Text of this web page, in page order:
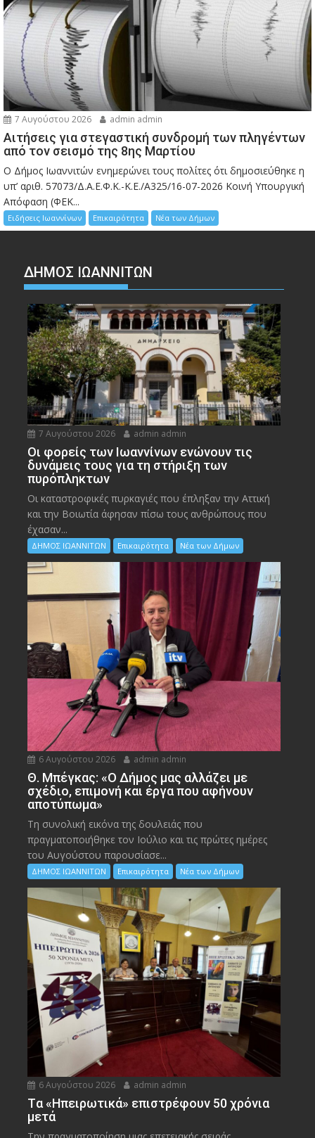
7 Αυγούστου 2026 admin admin
Αιτήσεις για στεγαστική συνδρομή των πληγέντων
από τον σεισμό της 8ης Μαρτίου
Ο Δήμος Ιωαννιτών ενημερώνει τους πολίτες ότι δημοσιεύθηκε η
υπ’ αριθ. 57073/Δ.Α.Ε.Φ.Κ.-Κ.Ε./Α325/16-07-2026 Κοινή Υπουργική
Απόφαση (ΦΕΚ...
Ειδήσεις Ιωαννίνων Επικαιρότητα Νέα των Δήμων
ΔΗΜΟΣ ΙΩΑΝΝΙΤΩΝ
7 Αυγούστου 2026 admin admin
Οι φορείς των Ιωαννίνων ενώνουν τις
δυνάμεις τους για τη στήριξη των
πυρόπληκτων
Οι καταστροφικές πυρκαγιές που έπληξαν την Αττική
και την Bοιωτία άφησαν πίσω τους ανθρώπους που
έχασαν...
ΔΗΜΟΣ ΙΩΑΝΝΙΤΩΝ Επικαιρότητα Νέα των Δήμων
6 Αυγούστου 2026 admin admin
Θ. Μπέγκας: «Ο Δήμος μας αλλάζει με
σχέδιο, επιμονή και έργα που αφήνουν
αποτύπωμα»
Τη συνολική εικόνα της δουλειάς που
πραγματοποιήθηκε τον Ιούλιο και τις πρώτες ημέρες
του Αυγούστου παρουσίασε...
ΔΗΜΟΣ ΙΩΑΝΝΙΤΩΝ Επικαιρότητα Νέα των Δήμων
6 Αυγούστου 2026 admin admin
Tα «Ηπειρωτικά» επιστρέφουν 50 χρόνια
μετά